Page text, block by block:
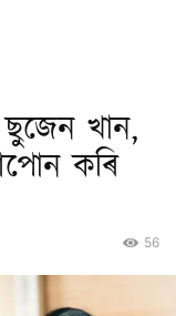
খান,
কৰি
56